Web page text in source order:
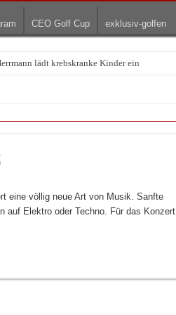
CEO Golf Cup exklusiv-golfen
lädt krebskranke Kinder ein
Branche wurde
eine völlig neue Art von Musik. Sanfte
auf Elektro oder Techno. Für das Konzert